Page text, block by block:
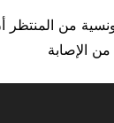
من
من الإصابة